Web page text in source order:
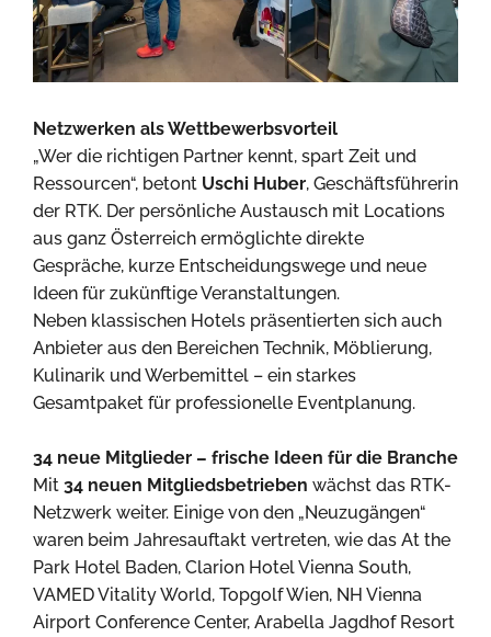
Netzwerken als Wettbewerbsvorteil
„Wer die richtigen Partner kennt, spart Zeit und
Ressourcen“, betont Uschi Huber, Geschäftsführerin
der RTK. Der persönliche Austausch mit Locations
aus ganz Österreich ermöglichte direkte
Gespräche, kurze Entscheidungswege und neue
Ideen für zukünftige Veranstaltungen.
Neben klassischen Hotels präsentierten sich auch
Anbieter aus den Bereichen Technik, Möblierung,
Kulinarik und Werbemittel – ein starkes
Gesamtpaket für professionelle Eventplanung.
34 neue Mitglieder – frische Ideen für die Branche
Mit 34 neuen Mitgliedsbetrieben wächst das RTK-
Netzwerk weiter. Einige von den „Neuzugängen“
waren beim Jahresauftakt vertreten, wie das At the
Park Hotel Baden, Clarion Hotel Vienna South,
VAMED Vitality World, Topgolf Wien, NH Vienna
Airport Conference Center, Arabella Jagdhof Resort